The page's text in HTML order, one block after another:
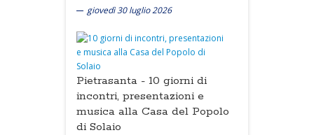
giovedì 30 luglio 2026
Pietrasanta - 10 giorni di
incontri, presentazioni e
musica alla Casa del Popolo
di Solaio